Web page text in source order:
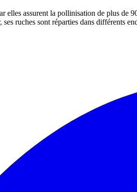
elles assurent la pollinisation de plus de
ruches sont réparties dans différents